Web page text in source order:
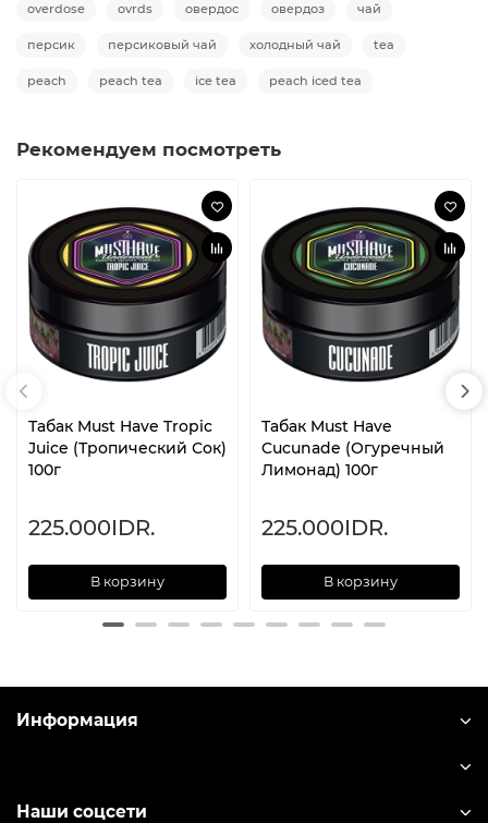
overdose ovrds овердос овердоз чай
персик персиковый чай холодный чай tea
peach peach tea ice tea peach iced tea
Рекомендуем посмотреть
Табак Must Have Tropic
Juice (Тропический Сок)
100г
225.000IDR.
В корзину
Табак Must Have
Cucunade (Огуречный
Лимонад) 100г
225.000IDR.
В корзину
Информация
Наши соцсети